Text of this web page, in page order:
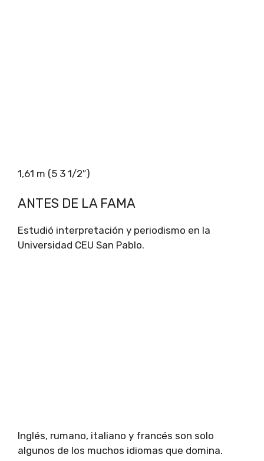
1,61 m (5 3 1/2″)
ANTES DE LA FAMA
Estudió interpretación y periodismo en la
Universidad CEU San Pablo.
Inglés, rumano, italiano y francés son solo
algunos de los muchos idiomas que domina.